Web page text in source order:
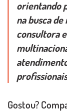
orientando
na busca
consultora
Gostou?